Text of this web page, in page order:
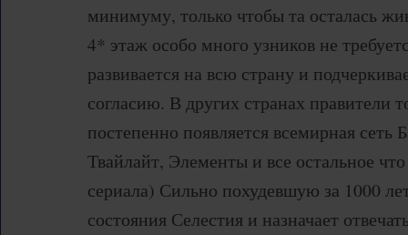
минимуму, только чтобы та осталась
4* этаж особо много узников не
развивается на всю страну и
согласию. В других странах правители
постепенно появляется всемирная
Твайлайт, Элементы и все остальное
сериала) Сильно похудевшую за 1000
состояния Селестия и назначает